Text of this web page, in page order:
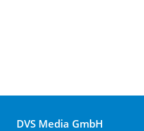
DVS Media GmbH